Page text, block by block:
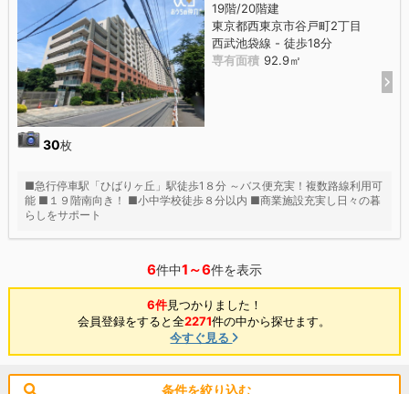
30枚
19階/20階建
東京都西東京市谷戸町2丁目
西武池袋線 - 徒歩18分
専有面積 92.9㎡
■急行停車駅「ひばりヶ丘」駅徒歩1８分 ～バス便充実！複数路線利用可
能 ■１９階南向き！ ■小中学校徒歩８分以内 ■商業施設充実し日々の暮
らしをサポート
6件中1～6件を表示
6件見つかりました！
会員登録をすると全2271件の中から探せます。
今すぐ見る
条件を絞り込む